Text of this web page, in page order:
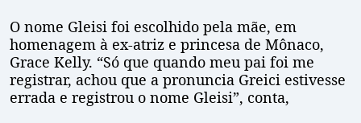
O nome Gleisi foi escolhido pela mãe, em
homenagem à ex-atriz e princesa de Mônaco,
Grace Kelly. “Só que quando meu pai foi me
registrar, achou que a pronuncia Greici estivesse
errada e registrou o nome Gleisi”, conta,